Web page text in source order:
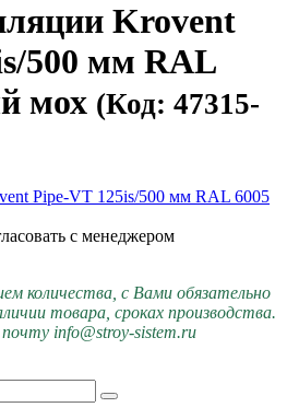
Krovent
500 мм RAL
мох (Код: 47315-
с менеджером
количества, с Вами обязательно
товара, сроках производства.
info@stroy-sistem.ru